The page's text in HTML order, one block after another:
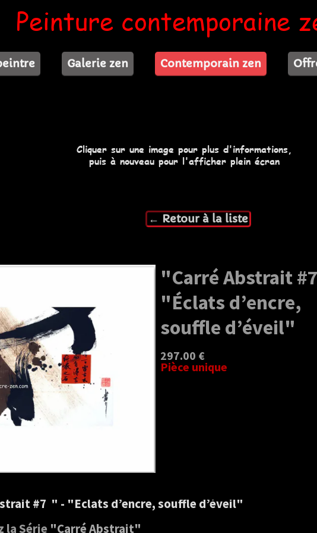
Galerie zen Contemporain zen
Peinture contemporaine
Cliquer sur une image pour plus d'informations,
puis à nouveau pour l'afficher plein écran
← Retour à la liste
"Carré Abstrait
"Éclats d’encre,
souffle d’éveil"
297.00 €
Pièce unique
#7 " - "Éclats d’encre, souffle d’éveil"
la Série "Carré Abstrait"